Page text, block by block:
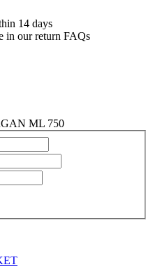
14 days
in our return FAQs